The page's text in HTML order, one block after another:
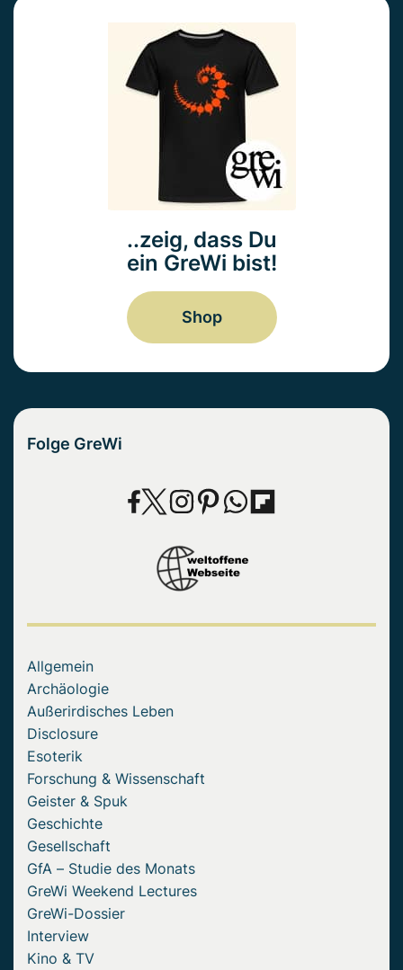
..zeig, dass Du
ein GreWi bist!
Shop
Folge GreWi
Allgemein
Archäologie
Außerirdisches Leben
Disclosure
Esoterik
Forschung & Wissenschaft
Geister & Spuk
Geschichte
Gesellschaft
GfA – Studie des Monats
GreWi Weekend Lectures
GreWi-Dossier
Interview
Kino & TV